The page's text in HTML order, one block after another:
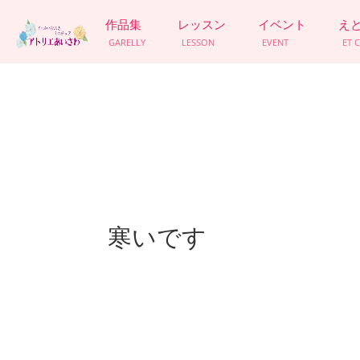
作品集
GARELLY
レッスン
LESSON
イベント
EVENT
え
ET
寒いです